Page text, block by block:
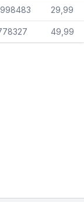
29,99
49,99